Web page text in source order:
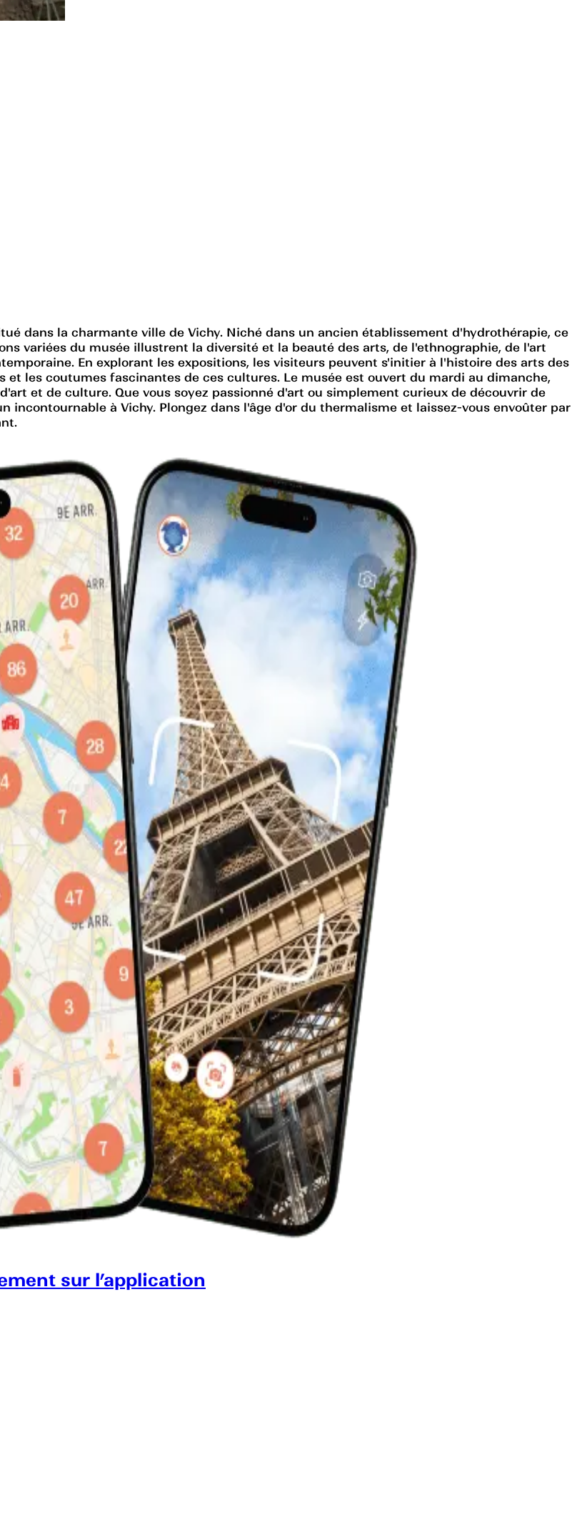
dans la charmante ville de Vichy. Niché dans un ancien établissement d'hydrothérapie, ce
variées du musée illustrent la diversité et la beauté des arts, de l'ethnographie, de l'art
En explorant les expositions, les visiteurs peuvent s'initier à l'histoire des arts des
les coutumes fascinantes de ces cultures. Le musée est ouvert du mardi au dimanche,
et de culture. Que vous soyez passionné d'art ou simplement curieux de découvrir de
incontournable à Vichy. Plongez dans l'âge d'or du thermalisme et laissez-vous envoûter par
sur l’application